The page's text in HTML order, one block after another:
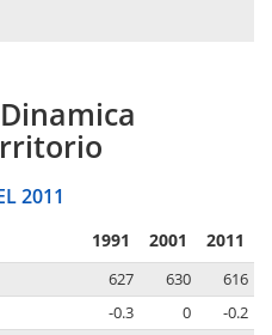
Dinamica
2011
1991 2001 2011
627 630
616
-0.3 0
-0.2